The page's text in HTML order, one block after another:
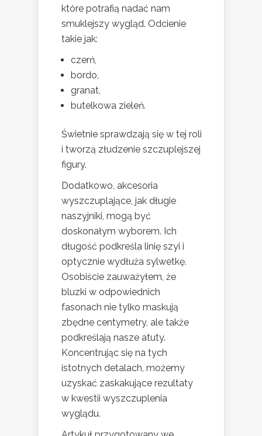
które potrafią nadać nam
smuklejszy wygląd. Odcienie
takie jak:
czerń,
bordo,
granat,
butelkowa zieleń.
Świetnie sprawdzają się w tej roli
i tworzą złudzenie szczuplejszej
figury.
Dodatkowo, akcesoria
wyszczuplające, jak długie
naszyjniki, mogą być
doskonałym wyborem. Ich
długość podkreśla linię szyi i
optycznie wydłuża sylwetkę.
Osobiście zauważyłem, że
bluzki w odpowiednich
fasonach nie tylko maskują
zbędne centymetry, ale także
podkreślają nasze atuty.
Koncentrując się na tych
istotnych detalach, możemy
uzyskać zaskakujące rezultaty
w kwestii wyszczuplenia
wyglądu.